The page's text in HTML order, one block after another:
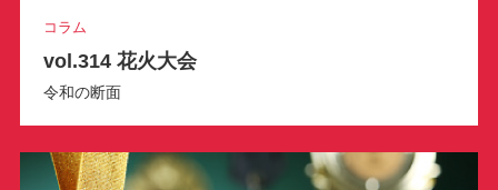
コラム
vol.314 花火大会
令和の断面